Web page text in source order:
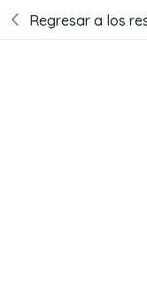
Regresar a los